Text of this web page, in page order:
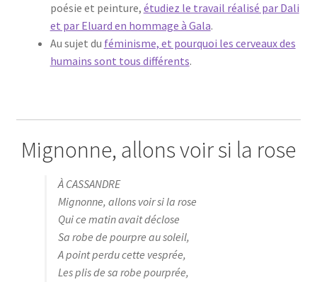
poésie et peinture, étudiez le travail réalisé par Dali
et par Eluard en hommage à Gala.
Au sujet du féminisme, et pourquoi les cerveaux des
humains sont tous différents.
Mignonne, allons voir si la rose
À CASSANDRE
Mignonne, allons voir si la rose
Qui ce matin avait déclose
Sa robe de pourpre au soleil,
A point perdu cette vesprée,
Les plis de sa robe pourprée,